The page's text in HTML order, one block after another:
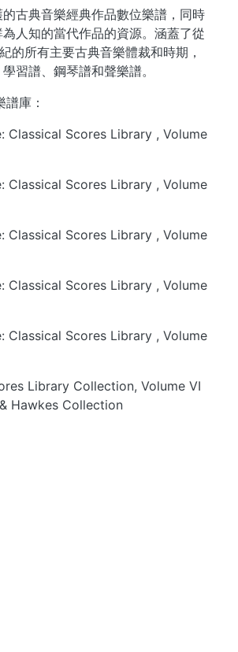
古典音樂經典作品數位樂譜，同時
人知的當代作品的資源。涵蓋了從
的所有主要古典音樂體裁和時期，
習譜、鋼琴譜和聲樂譜。
庫：
Classical Scores Library , Volume
Classical Scores Library , Volume
Classical Scores Library , Volume
Classical Scores Library , Volume
Classical Scores Library , Volume
Library Collection, Volume VI
Hawkes Collection